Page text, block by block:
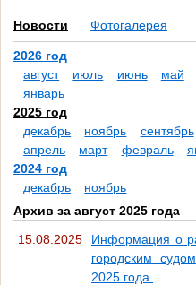
Новости Фотогалерея
2026 год
август
июль июнь май
январь
2025 год
декабрь
ноябрь сентябрь
апрель
март февраль
2024 год
декабрь
ноябрь
Архив за август 2025 года
15.08.2025
Информация о
городским
2025 года.